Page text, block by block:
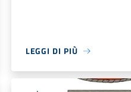
LEGGI DI PIÙ